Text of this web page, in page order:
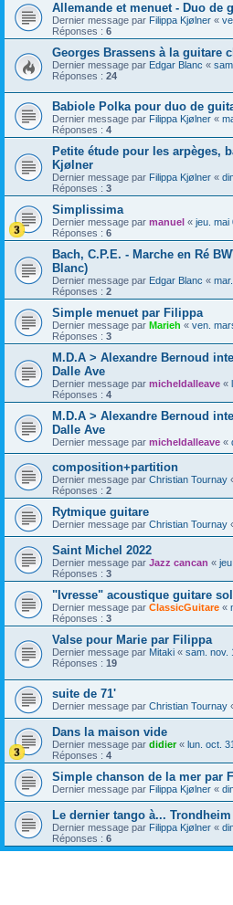
Allemande et menuet - Duo de
Dernier message par Filippa Kjølner «
Réponses : 6
Georges Brassens à la guitare
Dernier message par Edgar Blanc «
Réponses : 24
Babiole Polka pour duo de
Dernier message par Filippa Kjølner «
Réponses : 4
Petite étude pour les arpèges,
Kjølner
Dernier message par Filippa Kjølner «
Réponses : 3
Simplissima
Dernier message par manuel « jeu. mai
Réponses : 6
Bach, C.P.E. - Marche en Ré
Blanc)
Dernier message par Edgar Blanc «
Réponses : 2
Simple menuet par Filippa
Dernier message par Marieh « ven.
Réponses : 3
M.D.A > Alexandre Bernoud
Dalle Ave
Dernier message par micheldalleave «
Réponses : 4
M.D.A > Alexandre Bernoud
Dalle Ave
Dernier message par micheldalleave «
composition+partition
Dernier message par Christian Tournay
Réponses : 2
Rytmique guitare
Dernier message par Christian Tournay
Saint Michel 2022
Dernier message par Jazz cancan «
Réponses : 3
"Ivresse" acoustique guitare
Dernier message par ClassicGuitare «
Réponses : 3
Valse pour Marie par Filippa
Dernier message par Mitaki « sam. nov.
Réponses : 19
suite de 71'
Dernier message par Christian Tournay
Dans la maison vide
Dernier message par didier« lun. oct.
Réponses : 4
Simple chanson de la mer par
Dernier message par Filippa Kjølner «
Le dernier tango à...
Dernier message par Filippa Kjølner «
Réponses : 6